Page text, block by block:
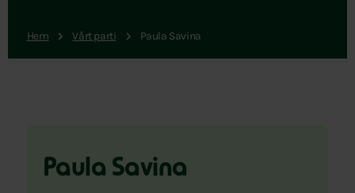
Hem Vårt parti Paula Savina
Paula Savina